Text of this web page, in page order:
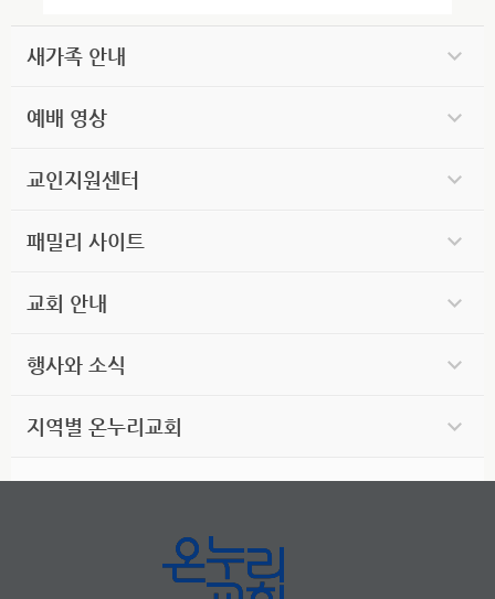
새가족 안내
예배 영상
교인지원센터
패밀리 사이트
교회 안내
행사와 소식
지역별 온누리교회